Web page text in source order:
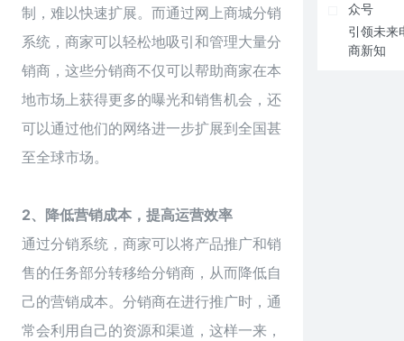
制，难以快速扩展。而通过网上商城分销
系统，商家可以轻松地吸引和管理大量分
销商，这些分销商不仅可以帮助商家在本
地市场上获得更多的曝光和销售机会，还
可以通过他们的网络进一步扩展到全国甚
至全球市场。
2、降低营销成本，提高运营效率
通过分销系统，商家可以将产品推广和销
售的任务部分转移给分销商，从而降低自
己的营销成本。分销商在进行推广时，通
常会利用自己的资源和渠道，这样一来，
众号
引领未来
商新知